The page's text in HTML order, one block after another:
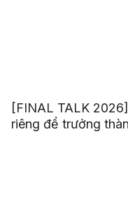
[FINAL TALK
riêng để trưởng